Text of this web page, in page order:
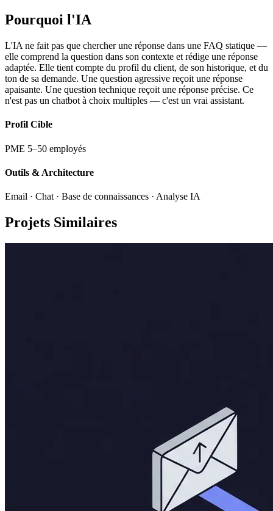
Pourquoi l'IA
L'IA ne fait pas que chercher une réponse dans une FAQ statique —
elle comprend la question dans son contexte et rédige une réponse
adaptée. Elle tient compte du profil du client, de son historique, et du
ton de sa demande. Une question agressive reçoit une réponse
apaisante. Une question technique reçoit une réponse précise. Ce
n'est pas un chatbot à choix multiples — c'est un vrai assistant.
Profil Cible
PME 5–50 employés
Outils & Architecture
Email · Chat · Base de connaissances · Analyse IA
Projets Similaires